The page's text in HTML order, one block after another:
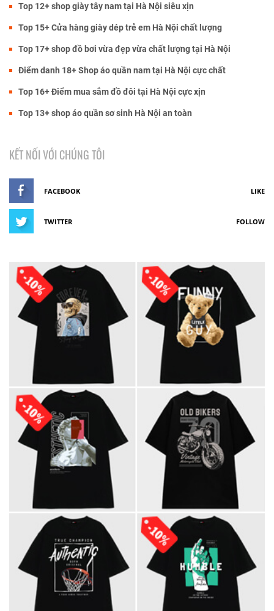
Top 12+ shop giày tây nam tại Hà Nội siêu xịn
Top 15+ Cửa hàng giày dép trẻ em Hà Nội chất lượng
Top 17+ shop đồ bơi vừa đẹp vừa chất lượng tại Hà Nội
Điểm danh 18+ Shop áo quần nam tại Hà Nội cực chất
Top 16+ Điểm mua sắm đồ đôi tại Hà Nội cực xịn
Top 13+ shop áo quần sơ sinh Hà Nội an toàn
KẾT NỐI VỚI CHÚNG TÔI
FACEBOOK LIKE
TWITTER FOLLOW